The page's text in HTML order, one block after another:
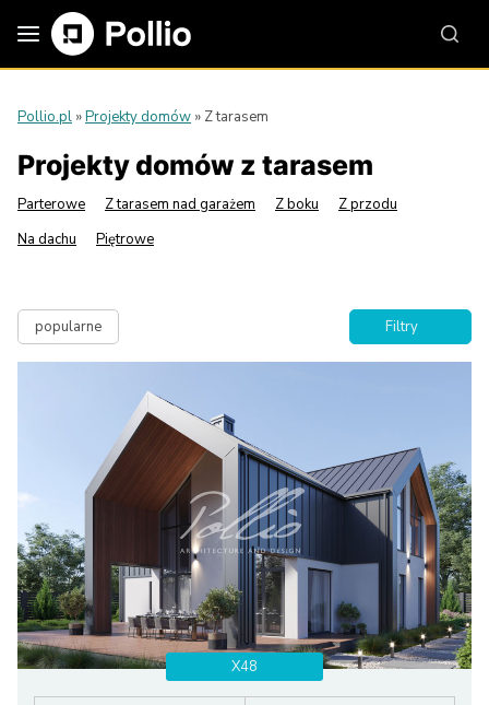
Pollio.pl »Projekty domów » Z tarasem
Projekty domów z tarasem
Parterowe Z tarasem nad garażem Z boku
Z przodu
Na dachu
Piętrowe
popularne Filtry
X48